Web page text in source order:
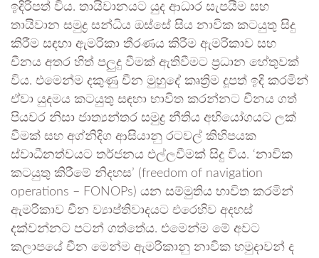
ඉදිරිපත් විය. තායිවානයට යුද ආධාර සැපයීම සහ
තායිවාන සමුද්‍ර සන්ධිය ඔස්සේ සිය නාවික කටයුතු සිදු
කිරීම සඳහා ඇමරිකා තීරණය කිරීම ඇමරිකාව සහ
චීනය අතර හිත් පලුදු වීමක් ඇතිවීමට ප්‍රධාන හේතුවක්
විය. එමෙන්ම දකුණු චීන මුහුදේ කෘත්‍රිම දූපත් ඉදි කරමින්
ඒවා යුදමය කටයුතු සඳහා භාවිත කරන්නට චීනය ගත්
පියවර නිසා ජාත්‍යන්තර සමුද්‍ර නීතිය අභියෝගයට ලක්
වීමක් සහ අග්නිදිග ආසියානු රටවල් කිහිපයක
ස්වාධීනත්වයට තර්ජනය එල්ලවීමක් සිදු විය. ‘නාවික
කටයුතු කිරීමේ නිදහස’ (freedom of navigation
operations – FONOPs) යන සම්මුතිය භාවිත කරමින්
ඇමරිකාව චීන ව්‍යාප්තිවාදයට එරෙහිව අදහස්
දක්වන්නට පටන් ගත්තේය. එමෙන්ම මේ අවට
කලාපයේ චීන මෙන්ම ඇමරිකානු නාවික හමුදාවන් ද